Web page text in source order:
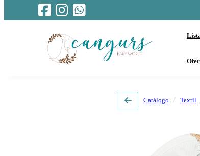
Catálogo Textil